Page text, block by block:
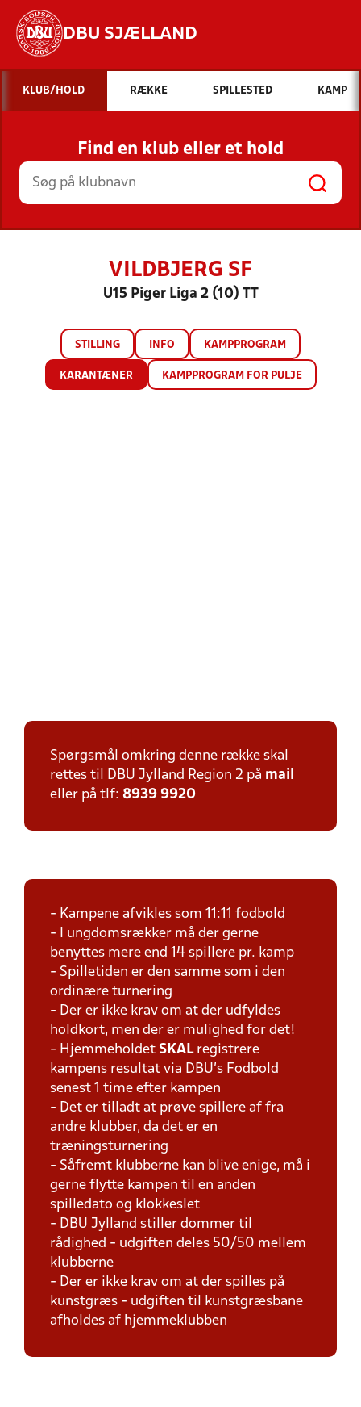
DBU SJÆLLAND
Hvad vil du søge efter?
INDHOLD OG NYHEDER
STILLINGER, RESULTATER, KLUBBER OG
HOLD
KLUB/HOLD RÆKKE SPILLESTED KAMP
Find en klub eller et hold
VILDBJERG SF
U15 Piger Liga 2 (10) TT
STILLING INFO KAMPPROGRAM
KARANTÆNER KAMPPROGRAM FOR PULJE
Spørgsmål omkring denne række skal
rettes til DBU Jylland Region 2 på mail
eller på tlf: 8939 9920
- Kampene afvikles som 11:11 fodbold
- I ungdomsrækker må der gerne
benyttes mere end 14 spillere pr. kamp
- Spilletiden er den samme som i den
ordinære turnering
- Der er ikke krav om at der udfyldes
holdkort, men der er mulighed for det!
- Hjemmeholdet SKAL registrere
kampens resultat via DBU's Fodbold
senest 1 time efter kampen
- Det er tilladt at prøve spillere af fra
andre klubber, da det er en
træningsturnering
- Såfremt klubberne kan blive enige, må i
gerne flytte kampen til en anden
spilledato og klokkeslet
- DBU Jylland stiller dommer til
rådighed - udgiften deles 50/50 mellem
klubberne
- Der er ikke krav om at der spilles på
kunstgræs - udgiften til kunstgræsbane
afholdes af hjemmeklubben